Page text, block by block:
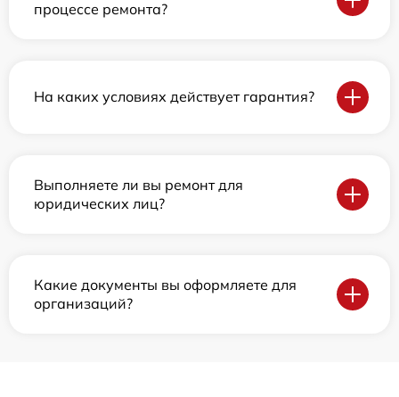
процессе ремонта?
На каких условиях действует гарантия?
Выполняете ли вы ремонт для
юридических лиц?
Какие документы вы оформляете для
организаций?